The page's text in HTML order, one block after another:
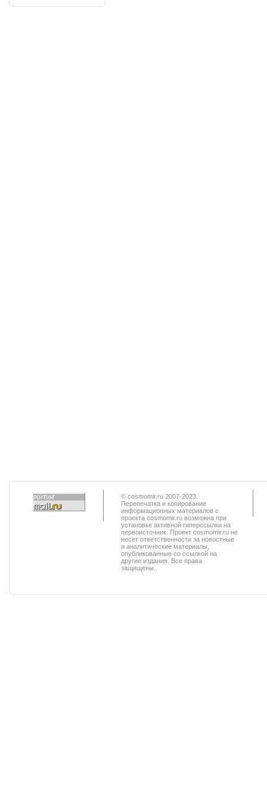
© cosmomir.ru 2007-2023.
Перепечатка и копирование
информационных материалов с
проекта cosmomir.ru возможна при
установке активной гиперссылки на
первоисточник. Проект cosmomir.ru не
несет ответственности за новостные
и аналитические материалы,
опубликованные со ссылкой на
другие издания. Все права
защищены.